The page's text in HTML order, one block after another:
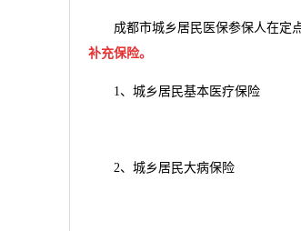
成都市城乡居民医保参保人在定点
补充保险。
1、城乡居民基本医疗保险
2、城乡居民大病保险